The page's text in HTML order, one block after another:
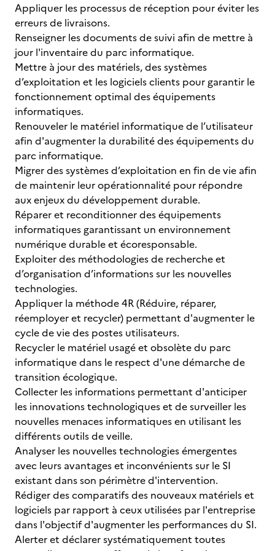
Appliquer les processus de réception pour éviter les
erreurs de livraisons.
Renseigner les documents de suivi afin de mettre à
jour l'inventaire du parc informatique.
Mettre à jour des matériels, des systèmes
d’exploitation et les logiciels clients pour garantir le
fonctionnement optimal des équipements
informatiques.
Renouveler le matériel informatique de l’utilisateur
afin d'augmenter la durabilité des équipements du
parc informatique.
Migrer des systèmes d’exploitation en fin de vie afin
de maintenir leur opérationnalité pour répondre
aux enjeux du développement durable.
Réparer et reconditionner des équipements
informatiques garantissant un environnement
numérique durable et écoresponsable.
Exploiter des méthodologies de recherche et
d’organisation d’informations sur les nouvelles
technologies.
Appliquer la méthode 4R (Réduire, réparer,
réemployer et recycler) permettant d'augmenter le
cycle de vie des postes utilisateurs.
Recycler le matériel usagé et obsolète du parc
informatique dans le respect d'une démarche de
transition écologique.
Collecter les informations permettant d'anticiper
les innovations technologiques et de surveiller les
nouvelles menaces informatiques en utilisant les
différents outils de veille.
Analyser les nouvelles technologies émergentes
avec leurs avantages et inconvénients sur le SI
existant dans son périmètre d'intervention.
Rédiger des comparatifs des nouveaux matériels et
logiciels par rapport à ceux utilisées par l'entreprise
dans l'objectif d'augmenter les performances du SI.
Alerter et déclarer systématiquement toutes